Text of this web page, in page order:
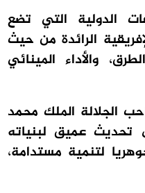
الدولية التي تضع
الرائدة من حيث
والأداء المينائي
الجلالة الملك محمد
تحديث عميق لبنياته
لتنمية مستدامة،